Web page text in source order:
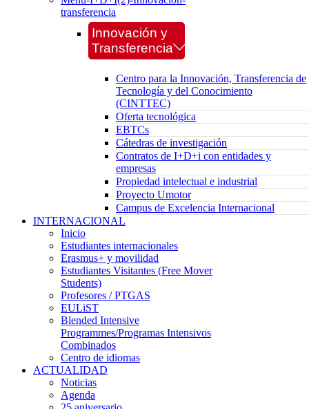
transferencia
Innovación y
Transferencia
Centro para la Innovación, Transferencia de
Tecnología y del Conocimiento
(CINTTEC)
Oferta tecnológica
EBTCs
Cátedras de investigación
Contratos de I+D+i con entidades y
empresas
Propiedad intelectual e industrial
Proyecto Umotor
Campus de Excelencia Internacional
INTERNACIONAL
Inicio
Estudiantes internacionales
Erasmus+ y movilidad
Estudiantes Visitantes (Free Mover
Students)
Profesores / PTGAS
EULiST
Blended Intensive
Programmes/Programas Intensivos
Combinados
Centro de idiomas
ACTUALIDAD
Noticias
Agenda